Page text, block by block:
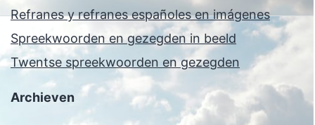
Refranes y refranes españoles en imágenes
Spreekwoorden en gezegden in beeld
Twentse spreekwoorden en gezegden
Archieven